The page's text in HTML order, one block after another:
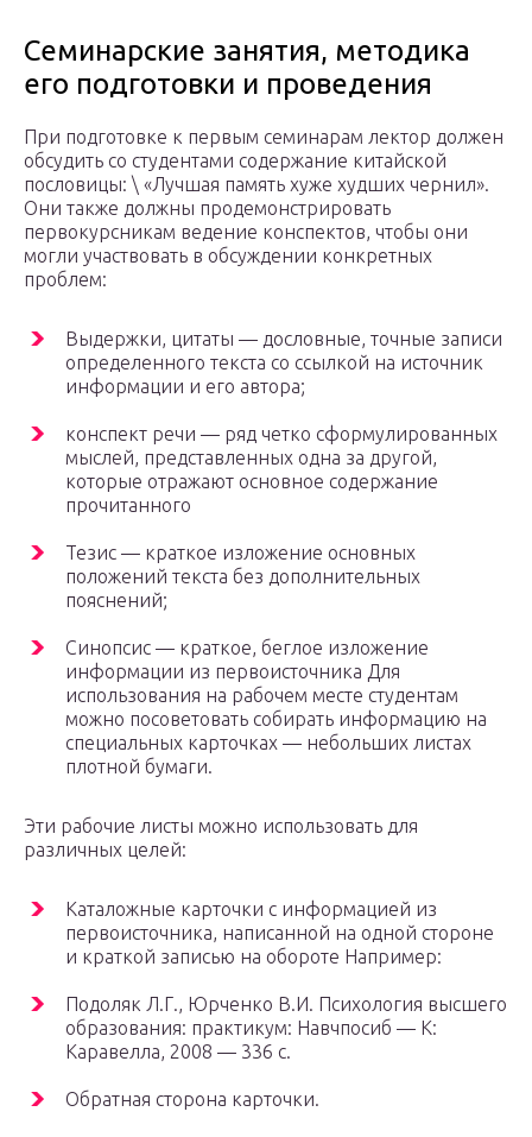
Семинарские занятия, методика
его подготовки и проведения
При подготовке к первым семинарам лектор должен
обсудить со студентами содержание китайской
пословицы: \ «Лучшая память хуже худших чернил».
Они также должны продемонстрировать
первокурсникам ведение конспектов, чтобы они
могли участвовать в обсуждении конкретных
проблем:
Выдержки, цитаты — дословные, точные записи
определенного текста со ссылкой на источник
информации и его автора;
конспект речи — ряд четко сформулированных
мыслей, представленных одна за другой,
которые отражают основное содержание
прочитанного
Тезис — краткое изложение основных
положений текста без дополнительных
пояснений;
Синопсис — краткое, беглое изложение
информации из первоисточника Для
использования на рабочем месте студентам
можно посоветовать собирать информацию на
специальных карточках — небольших листах
плотной бумаги.
Эти рабочие листы можно использовать для
различных целей:
Каталожные карточки с информацией из
первоисточника, написанной на одной стороне
и краткой записью на обороте Например:
Подоляк Л.Г., Юрченко В.И. Психология высшего
образования: практикум: Навчпосиб — К:
Каравелла, 2008 — 336 с.
Обратная сторона карточки.